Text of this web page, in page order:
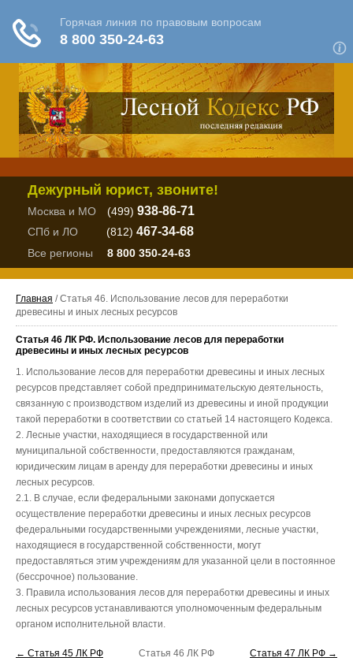
Дежурный юрист, звоните!
Москва и МО (499) 938-86-71
СПб и ЛО (812) 467-34-68
Все регионы 8 800 350-24-63
Главная / Статья 46. Использование лесов для переработки
древесины и иных лесных ресурсов
Статья 46 ЛК РФ. Использование лесов для переработки
древесины и иных лесных ресурсов
1. Использование лесов для переработки древесины и иных лесных
ресурсов представляет собой предпринимательскую деятельность,
связанную с производством изделий из древесины и иной продукции
такой переработки в соответствии со статьей 14 настоящего Кодекса.
2. Лесные участки, находящиеся в государственной или
муниципальной собственности, предоставляются гражданам,
юридическим лицам в аренду для переработки древесины и иных
лесных ресурсов.
2.1. В случае, если федеральными законами допускается
осуществление переработки древесины и иных лесных ресурсов
федеральными государственными учреждениями, лесные участки,
находящиеся в государственной собственности, могут
предоставляться этим учреждениям для указанной цели в постоянное
(бессрочное) пользование.
3. Правила использования лесов для переработки древесины и иных
лесных ресурсов устанавливаются уполномоченным федеральным
органом исполнительной власти.
← Статья 45 ЛК РФ Статья 46 ЛК РФ Статья 47 ЛК РФ →